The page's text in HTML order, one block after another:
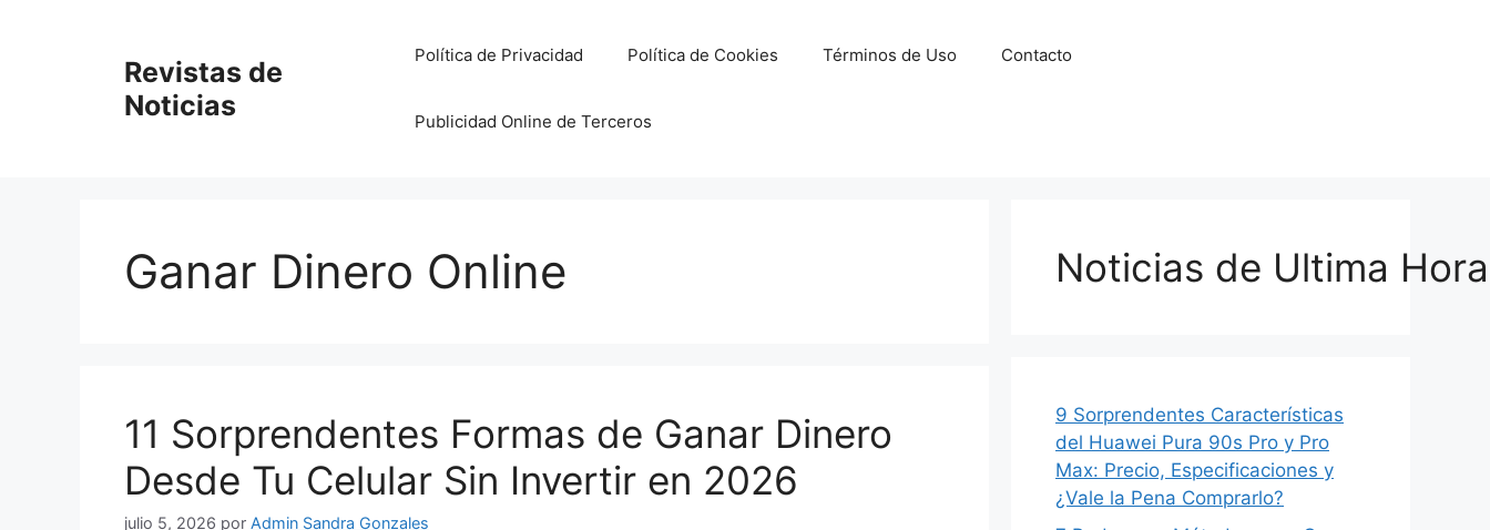
Revistas de
Noticias
Política de Privacidad Política de Cookies Términos de Uso Contacto
Publicidad Online de Terceros
Ganar Dinero Online
11 Sorprendentes Formas de Ganar Dinero
Desde Tu Celular Sin Invertir en 2026
julio 5, 2026 por Admin Sandra Gonzales
Noticias de Ultima
9 Sorprendentes Características
del Huawei Pura 90s Pro y Pro
Max: Precio, Especificaciones y
¿Vale la Pena Comprarlo?